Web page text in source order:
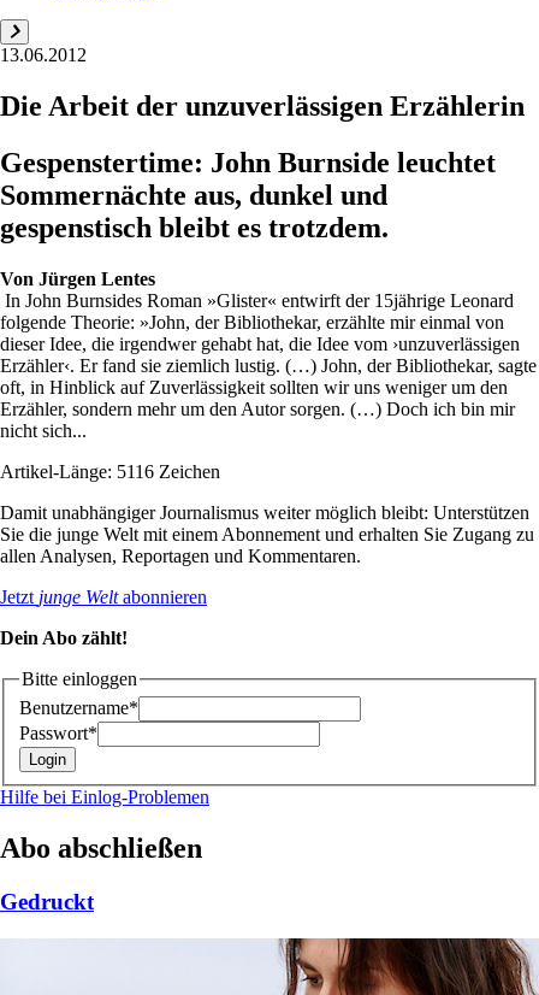
13.06.2012
Die Arbeit der unzuverlässigen Erzählerin
Gespenstertime: John Burnside leuchtet
Sommernächte aus, dunkel und
gespenstisch bleibt es trotzdem.
Von Jürgen Lentes
In John Burnsides Roman »Glister« entwirft der 15jährige Leonard
folgende Theorie: »John, der Bibliothekar, erzählte mir einmal von
dieser Idee, die irgendwer gehabt hat, die Idee vom ›unzuverlässigen
Erzähler‹. Er fand sie ziemlich lustig. (…) John, der Bibliothekar, sagte
oft, in Hinblick auf Zuverlässigkeit sollten wir uns weniger um den
Erzähler, sondern mehr um den Autor sorgen. (…) Doch ich bin mir
nicht sich...
Artikel-Länge: 5116 Zeichen
Damit unabhängiger Journalismus weiter möglich bleibt: Unterstützen
Sie die junge Welt mit einem Abonnement und erhalten Sie Zugang zu
allen Analysen, Reportagen und Kommentaren.
Jetzt junge Weltabonnieren
Dein Abo zählt!
Bitte einloggen
Benutzername*
Passwort*
Hilfe bei Einlog-Problemen
Abo abschließen
Gedruckt